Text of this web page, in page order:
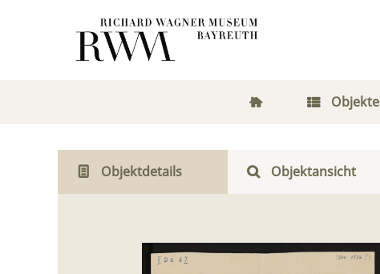
Objekte
Objektdetails Objektansicht